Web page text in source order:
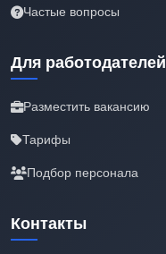
Частые вопросы
Для работодателей
Разместить вакансию
Тарифы
Подбор персонала
Контакты